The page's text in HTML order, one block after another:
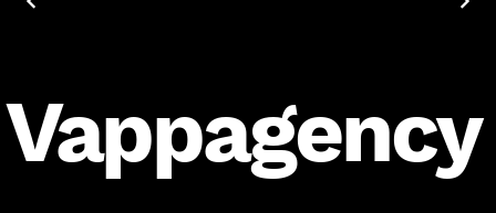
Vappagency